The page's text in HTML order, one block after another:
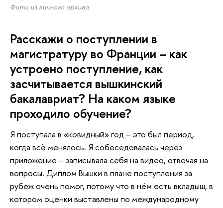
Фото из личного архива
Расскажи о поступлении в
магистратуру во Франции – как
устроено поступление, как
засчитывается вышкинский
бакалавриат? На каком языке
проходило обучение?
Я поступала в «ковидный» год – это был период,
когда всё менялось. Я собеседовалась через
приложение – записывала себя на видео, отвечая на
вопросы. Диплом Вышки в плане поступления за
рубеж очень помог, потому что в нём есть вкладыш, в
котором оценки выставлены по международному